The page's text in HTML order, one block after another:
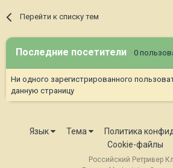
Перейти к списку тем
Последние посетители 0
Ни одного зарегистрированного
данную страницу
Язык Тема
Политика
Cookie-файлы
Российский Ретривер